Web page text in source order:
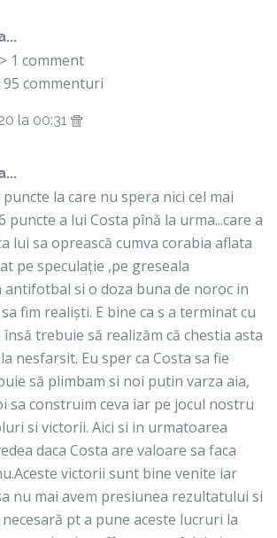
1 comment
commenturi
la 00:31
la care nu spera nici cel mai
puncte a lui Costa pînă la urma...care a
lui sa oprească cumva corabia aflata
pe speculație ,pe greseala
si o doza buna de noroc in
fim realiști. E bine ca s a terminat cu
trebuie să realizăm că chestia asta
nesfarsit. Eu sper ca Costa sa fie
să plimbam si noi putin varza aia,
sa construim ceva iar pe jocul nostru
si victorii. Aici si in urmatoarea
daca Costa are valoare sa faca
victorii sunt bine venite iar
nu mai avem presiunea rezultatului si
pt a pune aceste lucruri la